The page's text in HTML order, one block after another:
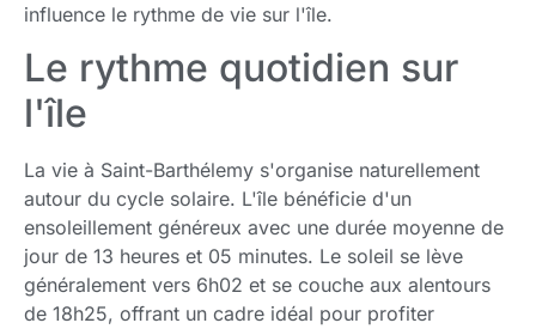
influence le rythme de vie sur l'île.
Le rythme quotidien sur
l'île
La vie à Saint-Barthélemy s'organise naturellement
autour du cycle solaire. L'île bénéficie d'un
ensoleillement généreux avec une durée moyenne de
jour de 13 heures et 05 minutes. Le soleil se lève
généralement vers 6h02 et se couche aux alentours
de 18h25, offrant un cadre idéal pour profiter